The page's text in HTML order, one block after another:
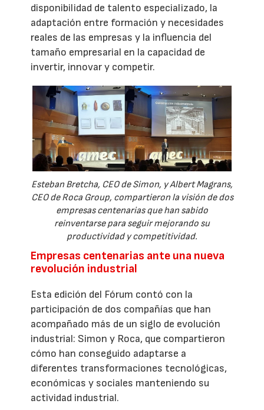
disponibilidad de talento especializado, la
adaptación entre formación y necesidades
reales de las empresas y la influencia del
tamaño empresarial en la capacidad de
invertir, innovar y competir.
Esteban Bretcha, CEO de Simon, y Albert Magrans,
CEO de Roca Group, compartieron la visión de dos
empresas centenarias que han sabido
reinventarse para seguir mejorando su
productividad y competitividad.
Empresas centenarias ante una nueva
revolución industrial
Esta edición del Fórum contó con la
participación de dos compañías que han
acompañado más de un siglo de evolución
industrial: Simon y Roca, que compartieron
cómo han conseguido adaptarse a
diferentes transformaciones tecnológicas,
económicas y sociales manteniendo su
actividad industrial.